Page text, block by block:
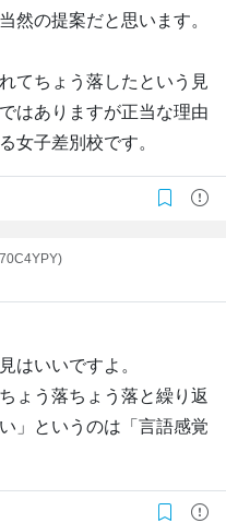
然の提案だと思います。
てちょう落したという見
はありますが正当な理由
女子差別校です。
はいいですよ。
ょう落ちょう落と繰り返
」というのは「言語感覚